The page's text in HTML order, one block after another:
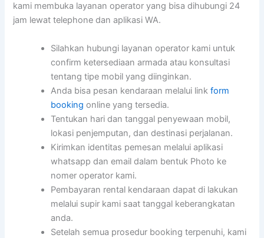
kami membuka layanan operator yang bisa dihubungi 24
jam lewat telephone dan aplikasi WA.
Silahkan hubungi layanan operator kami untuk
confirm ketersediaan armada atau konsultasi
tentang tipe mobil yang diinginkan.
Anda bisa pesan kendaraan melalui linkform
booking online yang tersedia.
Tentukan hari dan tanggal penyewaan mobil,
lokasi penjemputan, dan destinasi perjalanan.
Kirimkan identitas pemesan melalui aplikasi
whatsapp dan email dalam bentuk Photo ke
nomer operator kami.
Pembayaran rental kendaraan dapat di lakukan
melalui supir kami saat tanggal keberangkatan
anda.
Setelah semua prosedur booking terpenuhi, kami